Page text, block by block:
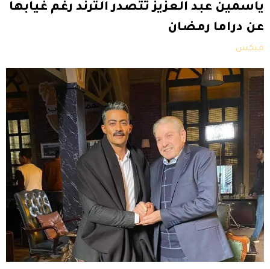
ياسمين عبد العزيز تتصدر الترند رغم غيابها
عن دراما رمضان
ميكس